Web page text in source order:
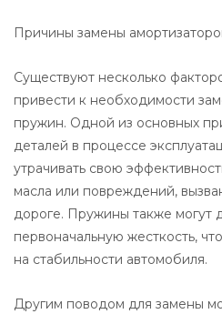
Причины замены
Существуют несколько
привести к необходимости
пружин. Одной из основных
деталей в процессе
утрачивать свою
масла или повреждений,
дороге. Пружины также могут
первоначальную жесткость,
на стабильности автомобиля.
Другим поводом для замены